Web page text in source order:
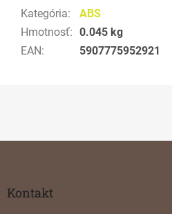
Kategória:
ABS
Hmotnosť: 0.045 kg
EAN: 5907775952921
Kontakt